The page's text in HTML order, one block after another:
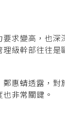
求變高，也
級幹部往往
惠蜻透露，
非常關鍵。